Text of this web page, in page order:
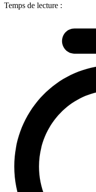
Temps de lecture :